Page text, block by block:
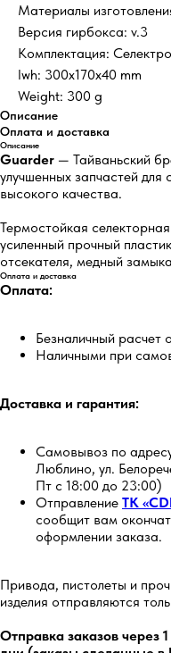
Материалы
Версия гирбокса: v.3
Комплектация:
lwh: 300x170x40 mm
Weight: 300 g
Описание
Оплата и доставка
Описание
Guarder — Тайваньский
улучшенных запчастей для
высокого качества.
Термостойкая
усиленный прочный
отсекателя, медный
Оплата и доставка
Оплата:
Безналичный расчет
Наличными при
Доставка и гарантия:
Самовывоз по
Люблино, ул.
Пт с 18:00 до 23:00)
Отправление ТК
сообщит вам
оформлении заказа.
Привода, пистолеты и
изделия отправляются
Отправка заказов через